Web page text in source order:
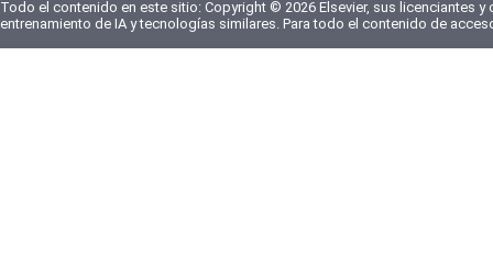
Todo el contenido en este sitio: Copyright © 2026 Elsevier, sus licenciantes
entrenamiento de IA y tecnologías similares. Para todo el contenido de